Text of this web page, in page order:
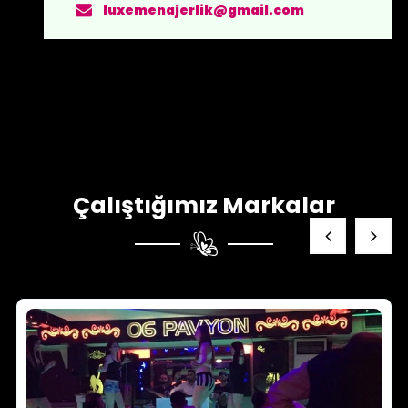
luxemenajerlik@gmail.com
Çalıştığımız Markalar